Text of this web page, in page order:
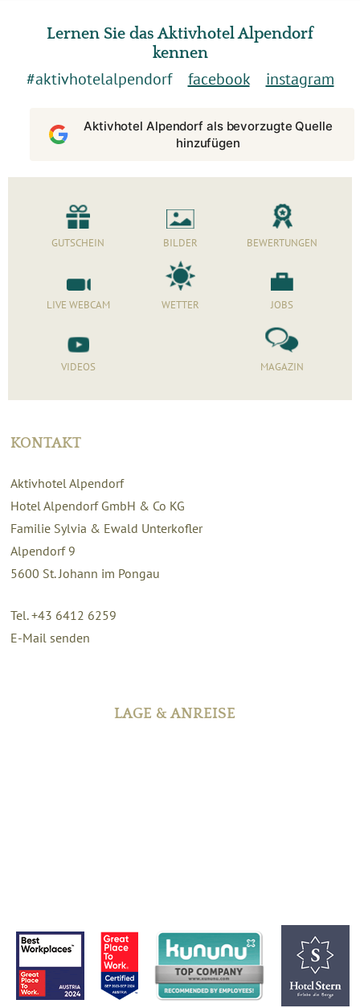
Lernen Sie das Aktivhotel Alpendorf
kennen
#aktivhotelalpendorf facebook instagram
Aktivhotel Alpendorf als bevorzugte Quelle
hinzufügen
GUTSCHEIN BILDER BEWERTUNGEN
LIVE WEBCAM WETTER JOBS
VIDEOS MAGAZIN
KONTAKT
Aktivhotel Alpendorf
Hotel Alpendorf GmbH & Co KG
Familie Sylvia & Ewald Unterkofler
Alpendorf 9
5600 St. Johann im Pongau
Tel. +43 6412 6259
E-Mail senden
LAGE & ANREISE